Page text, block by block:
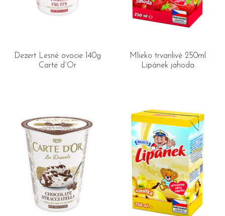
Dezert Lesné ovocie 140g
Carte d´Or
Mlieko trvanlivé 250ml
Lipánek jahoda